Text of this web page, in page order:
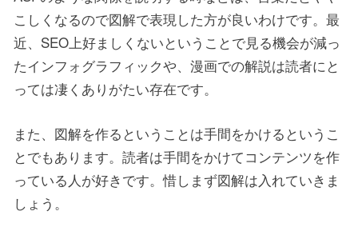
こしくなるので図解で表現した方が良いわけです。最
近、SEO上好ましくないということで見る機会が減っ
たインフォグラフィックや、漫画での解説は読者にと
っては凄くありがたい存在です。
また、図解を作るということは手間をかけるというこ
とでもあります。読者は手間をかけてコンテンツを作
っている人が好きです。惜しまず図解は入れていきま
しょう。